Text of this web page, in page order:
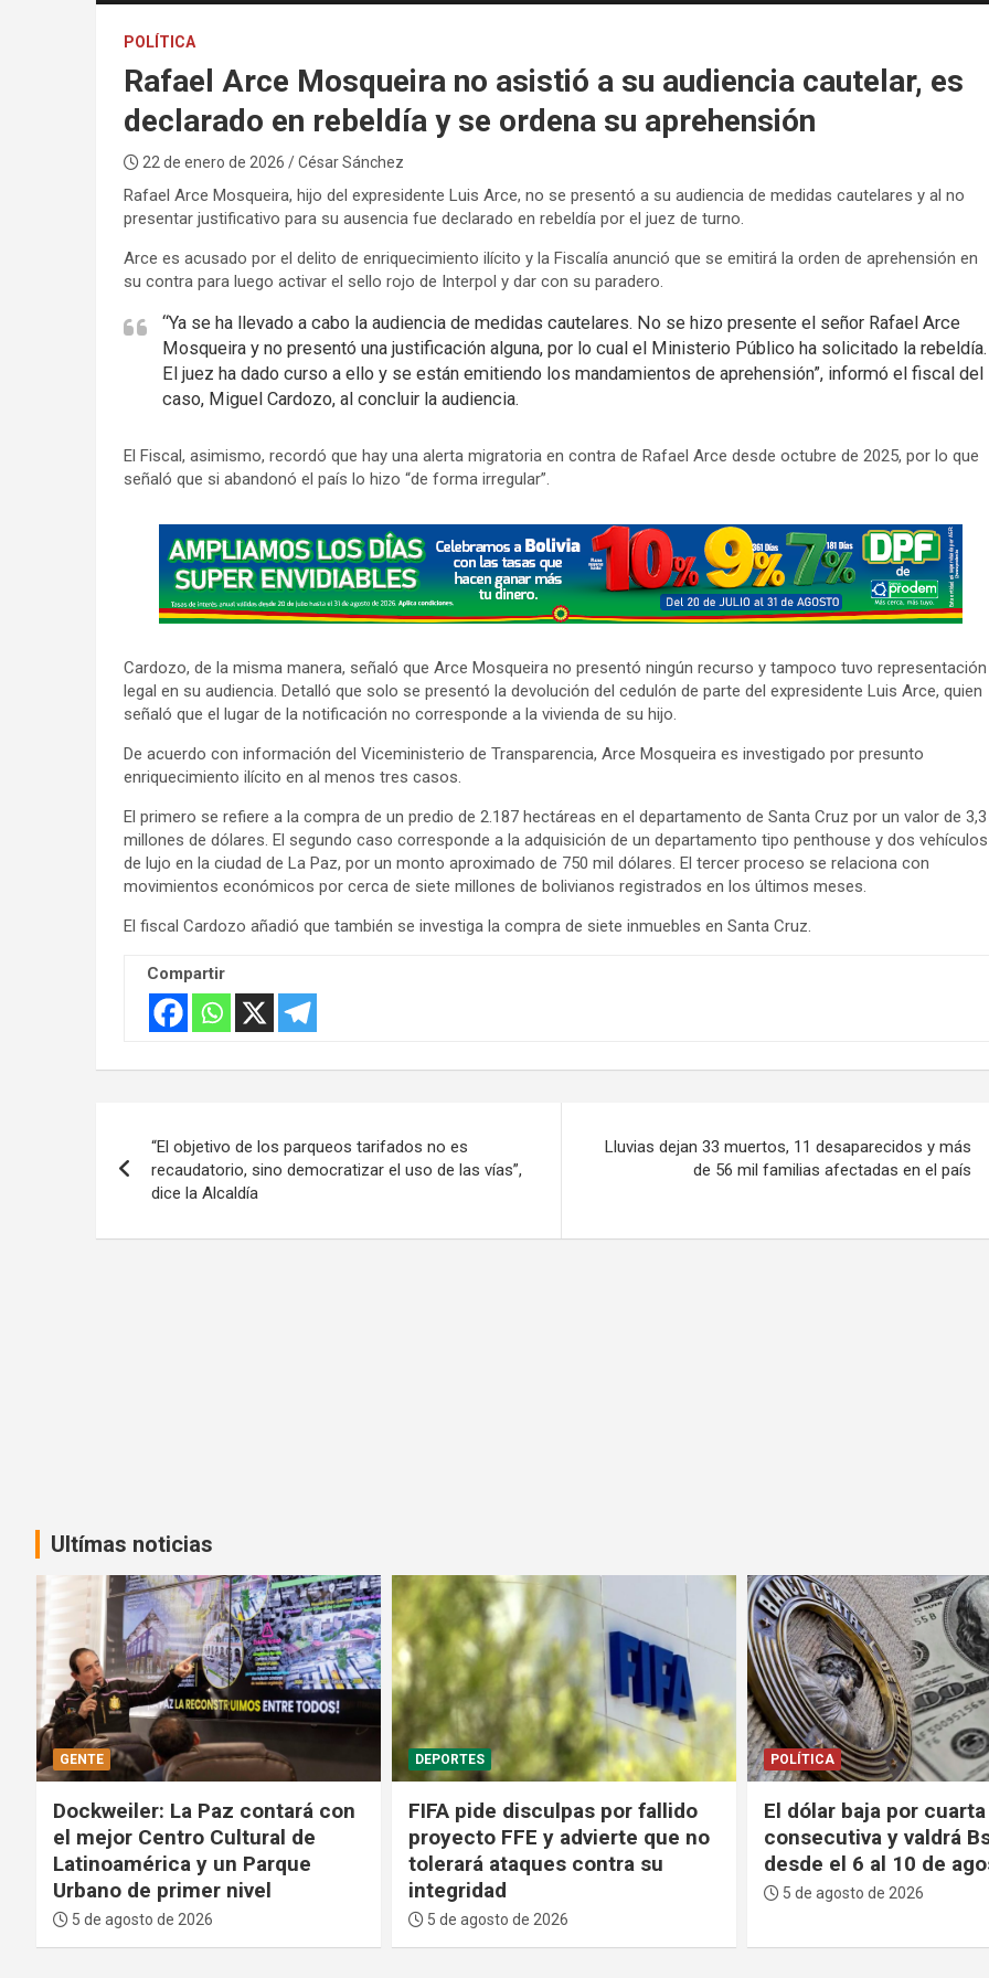
POLÍTICA
Rafael Arce Mosqueira no asistió a su audiencia cautelar, es
declarado en rebeldía y se ordena su aprehensión
22 de enero de 2026 / César Sánchez
Rafael Arce Mosqueira, hijo del expresidente Luis Arce, no se presentó a su audiencia de medidas cautelares y al no
presentar justificativo para su ausencia fue declarado en rebeldía por el juez de turno.
Arce es acusado por el delito de enriquecimiento ilícito y la Fiscalía anunció que se emitirá la orden de aprehensión en
su contra para luego activar el sello rojo de Interpol y dar con su paradero.
“Ya se ha llevado a cabo la audiencia de medidas cautelares. No se hizo presente el señor Rafael Arce
Mosqueira y no presentó una justificación alguna, por lo cual el Ministerio Público ha solicitado la rebeldía.
El juez ha dado curso a ello y se están emitiendo los mandamientos de aprehensión”, informó el fiscal del
caso, Miguel Cardozo, al concluir la audiencia.
El Fiscal, asimismo, recordó que hay una alerta migratoria en contra de Rafael Arce desde octubre de 2025, por lo que
señaló que si abandonó el país lo hizo “de forma irregular”.
t
i
e
e
n
t
Cardozo, de la misma manera, señaló que Arce Mosqueira no presentó ningún recurso y tampoco tuvo representación
legal en su audiencia. Detalló que solo se presentó la devolución del cedulón de parte del expresidente Luis Arce, quien
señaló que el lugar de la notificación no corresponde a la vivienda de su hijo.
De acuerdo con información del Viceministerio de Transparencia, Arce Mosqueira es investigado por presunto
enriquecimiento ilícito en al menos tres casos.
El primero se refiere a la compra de un predio de 2.187 hectáreas en el departamento de Santa Cruz por un valor de 3,3
millones de dólares. El segundo caso corresponde a la adquisición de un departamento tipo penthouse y dos vehículos
de lujo en la ciudad de La Paz, por un monto aproximado de 750 mil dólares. El tercer proceso se relaciona con
movimientos económicos por cerca de siete millones de bolivianos registrados en los últimos meses.
El fiscal Cardozo añadió que también se investiga la compra de siete inmuebles en Santa Cruz.
Compartir
de
“El objetivo de los parqueos tarifados no es
recaudatorio, sino democratizar el uso de las vías”,
dice la Alcaldía
Lluvias dejan 33 muertos, 11 desaparecidos y más
de 56 mil familias afectadas en el país
Ultímas noticias
GENTE
Dockweiler: La Paz contará con
el mejor Centro Cultural de
Latinoamérica y un Parque
Urbano de primer nivel
5 de agosto de 2026
DEPORTES
FIFA pide disculpas por fallido
proyecto FFE y advierte que no
tolerará ataques contra su
integridad
5 de agosto de 2026
POLÍTICA
El dólar baja por
consecutiva y valdrá
desde el 6 al 10 de
5 de agosto de 2026